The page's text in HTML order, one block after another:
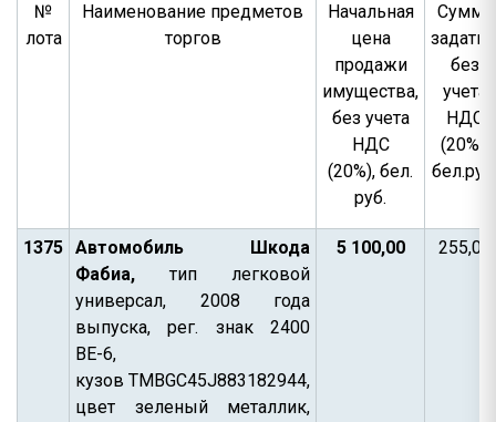
№
лота
Наименование предметов
торгов
Начальная
цена
продажи
имущества,
без учета
НДС
(20%), бел.
руб.
Сумма
без
учета
НДС
(20%),
бел.руб.
1375 Автомобиль Шкода
Фабиа, тип легковой
универсал, 2008 года
выпуска, рег. знак 2400
ВЕ-6,
кузов TMBGC45J883182944,
цвет зеленый металлик,
5 100,00 255,00